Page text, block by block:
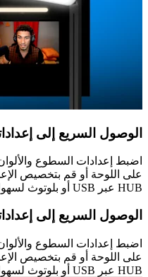
الوصول السريع إلى
اضبط إعدادات السطوع
HUB عبر USB أو بلوتوث لسهولة الوصول إلى أفضل مظهر لديك.
الوصول السريع إلى
اضبط إعدادات السطوع
HUB عبر USB أو بلوتوث لسهولة الوصول إلى أفضل مظهر لديك.